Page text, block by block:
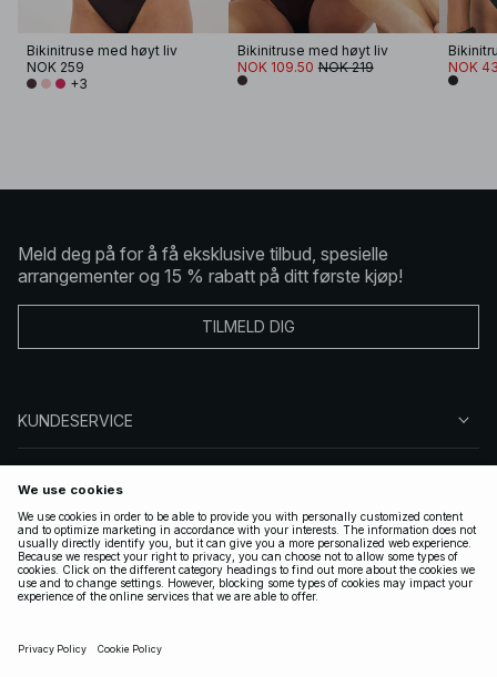
Bikinitruse med høyt liv
NOK 259
+3
Bikinitruse med høyt liv
NOK 109.50 NOK 219
NOK
Meld deg på for å få eksklusive tilbud, spesielle
arrangementer og 15 % rabatt på ditt første kjøp!
TILMELD DIG
KUNDESERVICE
FØLG OSS
LOVLIG